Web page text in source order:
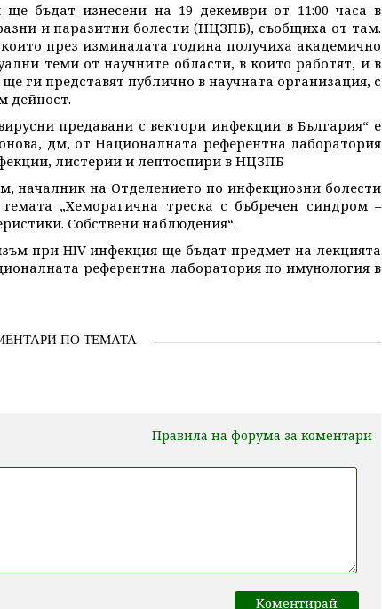
бъдат изнесени на 19 декември от 11:00 часа в
и паразитни болести (НЦЗПБ), съобщиха от там.
през изминалата година получиха академично
теми от научните области, в които работят, и в
ги представят публично в научната организация, с
дейност.
предавани с вектори инфекции в България“ е
дм, от Националната референтна лаборатория
листерии и лептоспири в НЦЗПБ
началник на Отделението по инфекциозни болести
„Хеморагична треска с бъбречен синдром –
Собствени наблюдения“.
при HIV инфекция ще бъдат предмет на лекцията
референтна лаборатория по имунология в
ПО ТЕМАТА
Правила на форума за коментари